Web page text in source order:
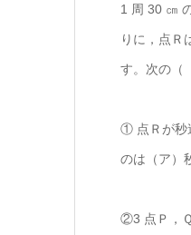
1 周 30 ㎝
りに，点Ｒ
す。次の（
① 点Ｒが秒
のは（ア）
②3 点Ｐ，